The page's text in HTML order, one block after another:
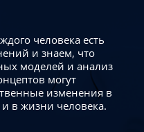
человека есть
и знаем, что
моделей и анализ
могут
изменения в
в жизни человека.